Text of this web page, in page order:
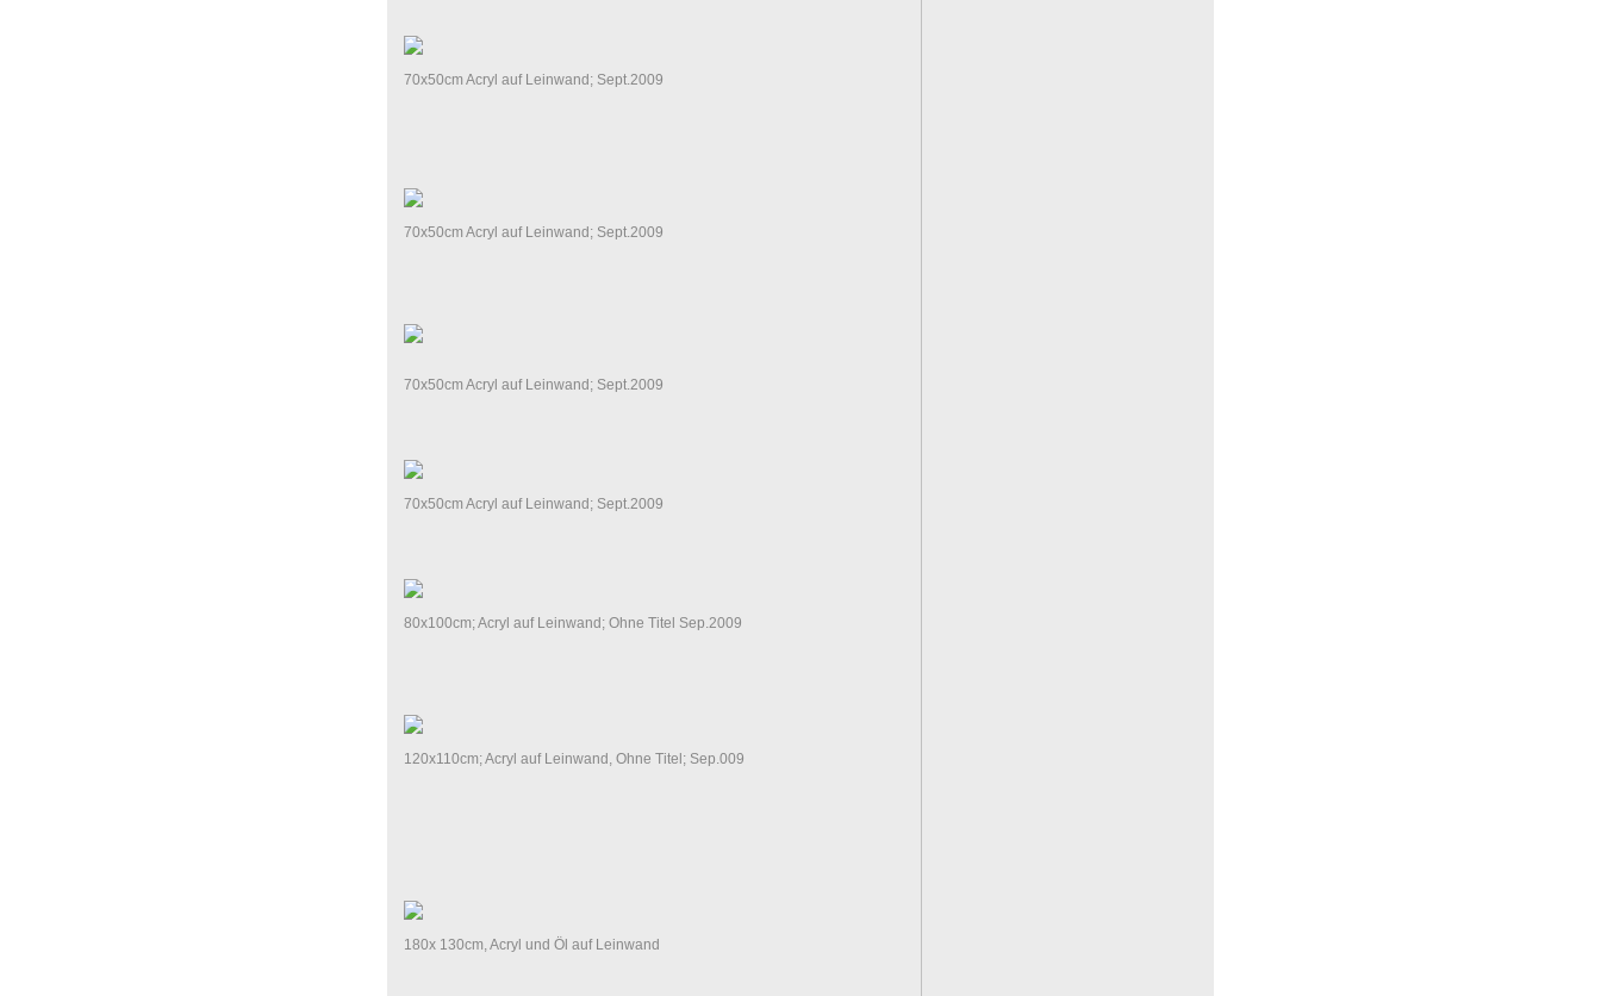
70x50cm Acryl auf Leinwand; Sept.2009
70x50cm Acryl auf Leinwand; Sept.2009
70x50cm Acryl auf Leinwand; Sept.2009
70x50cm Acryl auf Leinwand; Sept.2009
80x100cm; Acryl auf Leinwand; Ohne Titel Sep.2009
120x110cm; Acryl auf Leinwand, Ohne Titel; Sep.009
180x 130cm, Acryl und Öl auf Leinwand